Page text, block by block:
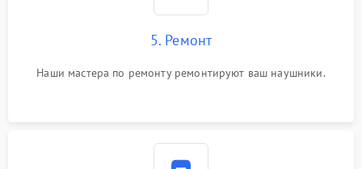
5. Ремонт
Наши мастера по ремонту ремонтируют ваш наушники.